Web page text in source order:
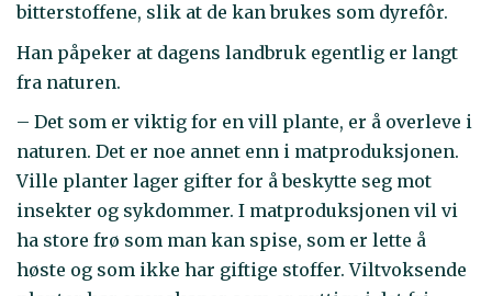
bitterstoffene, slik at de kan brukes som dyrefôr.
Han påpeker at dagens landbruk egentlig er langt
fra naturen.
– Det som er viktig for en vill plante, er å overleve i
naturen. Det er noe annet enn i matproduksjonen.
Ville planter lager gifter for å beskytte seg mot
insekter og sykdommer. I matproduksjonen vil vi
ha store frø som man kan spise, som er lette å
høste og som ikke har giftige stoffer. Viltvoksende